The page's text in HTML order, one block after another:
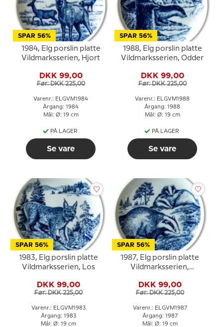
SPAR 56%
1984, Elg porslin platte
Vildmarksserien, Hjort
DKK 99,00
Før: DKK 225,00
Varenr.: ELGVM1984
Årgang: 1984
Mål: Ø: 19 cm
PÅ LAGER
Se vare
SPAR 56%
1988, Elg porslin platte
Vildmarksserien, Odder
DKK 99,00
Før: DKK 225,00
Varenr.: ELGVM1988
Årgang: 1988
Mål: Ø: 19 cm
PÅ LAGER
Se vare
SPAR 56%
1983, Elg porslin platte
Vildmarksserien, Los
DKK 99,00
Før: DKK 225,00
Varenr.: ELGVM1983
Årgang: 1983
Mål: Ø: 19 cm
SPAR 56%
1987, Elg porslin platte
Vildmarksserien,
DKK 99,00
Før: DKK 225,00
Varenr.: ELGVM1987
Årgang: 1987
Mål: Ø: 19 cm